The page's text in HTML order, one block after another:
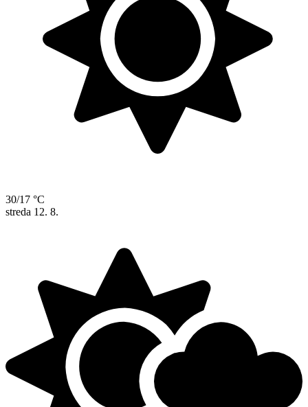
30/17 °C
streda 12. 8.